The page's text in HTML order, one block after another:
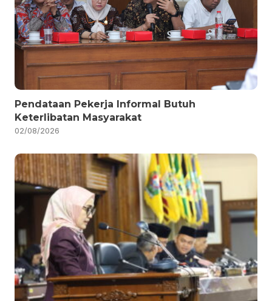
Pendataan Pekerja Informal Butuh
Keterlibatan Masyarakat
02/08/2026